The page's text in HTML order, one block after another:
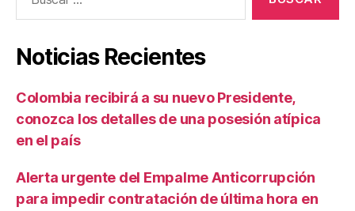
Noticias Recientes
Colombia recibirá a su nuevo Presidente,
conozca los detalles de una posesión atípica
en el país
Alerta urgente del Empalme Anticorrupción
para impedir contratación de última hora en